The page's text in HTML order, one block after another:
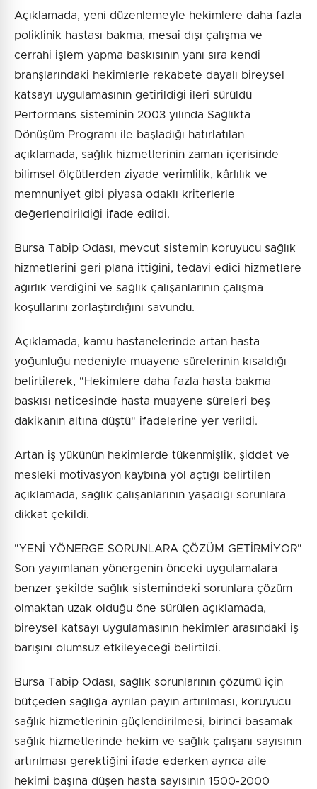
Açıklamada, yeni düzenlemeyle hekimlere daha fazla
poliklinik hastası bakma, mesai dışı çalışma ve
cerrahi işlem yapma baskısının yanı sıra kendi
branşlarındaki hekimlerle rekabete dayalı bireysel
katsayı uygulamasının getirildiği ileri sürüldü
Performans sisteminin 2003 yılında Sağlıkta
Dönüşüm Programı ile başladığı hatırlatılan
açıklamada, sağlık hizmetlerinin zaman içerisinde
bilimsel ölçütlerden ziyade verimlilik, kârlılık ve
memnuniyet gibi piyasa odaklı kriterlerle
değerlendirildiği ifade edildi.
Bursa Tabip Odası, mevcut sistemin koruyucu sağlık
hizmetlerini geri plana ittiğini, tedavi edici hizmetlere
ağırlık verdiğini ve sağlık çalışanlarının çalışma
koşullarını zorlaştırdığını savundu.
Açıklamada, kamu hastanelerinde artan hasta
yoğunluğu nedeniyle muayene sürelerinin kısaldığı
belirtilerek, "Hekimlere daha fazla hasta bakma
baskısı neticesinde hasta muayene süreleri beş
dakikanın altına düştü" ifadelerine yer verildi.
Artan iş yükünün hekimlerde tükenmişlik, şiddet ve
mesleki motivasyon kaybına yol açtığı belirtilen
açıklamada, sağlık çalışanlarının yaşadığı sorunlara
dikkat çekildi.
"YENİ YÖNERGE SORUNLARA ÇÖZÜM GETİRMİYOR"
Son yayımlanan yönergenin önceki uygulamalara
benzer şekilde sağlık sistemindeki sorunlara çözüm
olmaktan uzak olduğu öne sürülen açıklamada,
bireysel katsayı uygulamasının hekimler arasındaki iş
barışını olumsuz etkileyeceği belirtildi.
Bursa Tabip Odası, sağlık sorunlarının çözümü için
bütçeden sağlığa ayrılan payın artırılması, koruyucu
sağlık hizmetlerinin güçlendirilmesi, birinci basamak
sağlık hizmetlerinde hekim ve sağlık çalışanı sayısının
artırılması gerektiğini ifade ederken ayrıca aile
hekimi başına düşen hasta sayısının 1500-2000